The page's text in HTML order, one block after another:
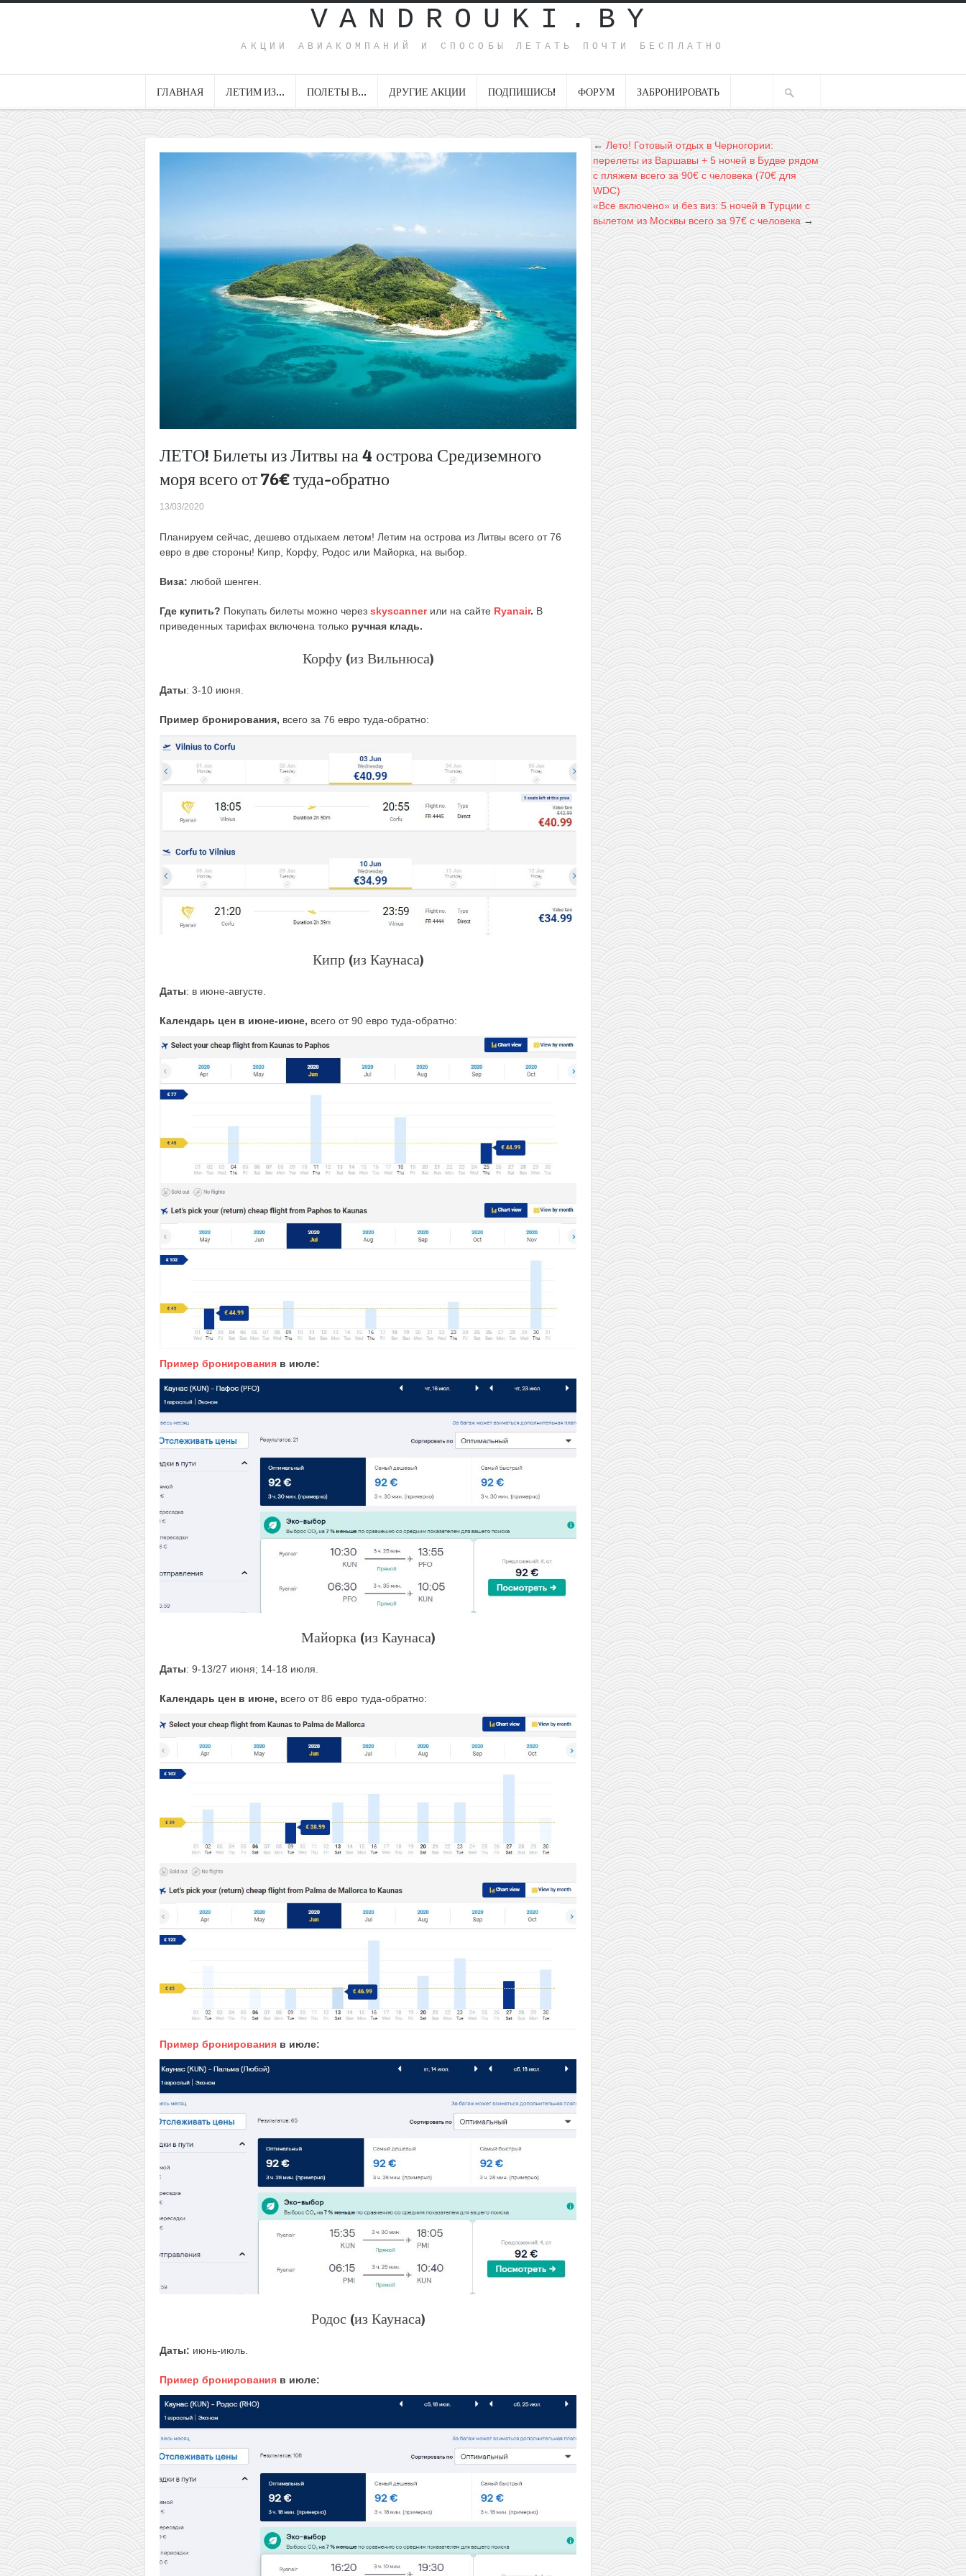
VANDROUKI.BY
АКЦИИ АВИАКОМПАНИЙ И СПОСОБЫ ЛЕТАТЬ ПОЧТИ БЕСПЛАТНО
ГЛАВНАЯ ЛЕТИМ ИЗ… ПОЛЕТЫ В… ДРУГИЕ АКЦИИ ПОДПИШИСЬ! ФОРУМ ЗАБРОНИРОВАТЬ
ЛЕТО! Билеты из Литвы на 4 острова Средиземного
моря всего от 76€ туда-обратно
13/03/2020
Планируем сейчас, дешево отдыхаем летом! Летим на острова из Литвы всего от 76
евро в две стороны! Кипр, Корфу, Родос или Майорка, на выбор.
Виза: любой шенген.
Где купить? Покупать билеты можно через skyscannerили на сайте Ryanair. В
приведенных тарифах включена только ручная кладь.
Корфу (из Вильнюса)
Даты: 3-10 июня.
Пример бронирования, всего за 76 евро туда-обратно:
Кипр (из Каунаса)
Даты: в июне-августе.
Календарь цен в июне-июне, всего от 90 евро туда-обратно:
Пример бронирования в июле:
Майорка (из Каунаса)
Даты: 9-13/27 июня; 14-18 июля.
Календарь цен в июне, всего от 86 евро туда-обратно:
Пример бронирования в июле:
Родос (из Каунаса)
Даты: июнь-июль.
Пример бронирования в июле:
←Лето! Готовый отдых в Черногории:
перелеты из Варшавы + 5 ночей в Будве рядом
с пляжем всего за 90€ с человека (70€ для
WDC)
«Все включено» и без виз: 5 ночей в Турции с
вылетом из Москвы всего за 97€ с человека →